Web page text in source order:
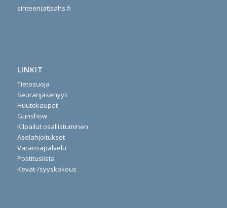
sihteeri(at)sahs.fi
LINKIT
Tietosuoja
Seuranjäsenyys
Huutokaupat
Gunshow
Kilpailut osallistuminen
Aselahjoitukset
Varaosapalvelu
Postituslista
Kevät-/syyskokous